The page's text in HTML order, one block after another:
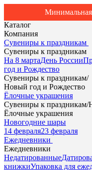
Минимальная
Каталог
Компания
Сувениры к праздникам
Сувениры к праздникам
На 8 мартаДень России
год и Рождество
Сувениры к праздникам/
Новый год и Рождество
Ёлочные украшения
Сувениры к праздникам/
Ёлочные украшения
Новогодние шары
14 февраля23 февраля
Ежедневники
Ежедневники
Недатированные
книжкиУпаковка для